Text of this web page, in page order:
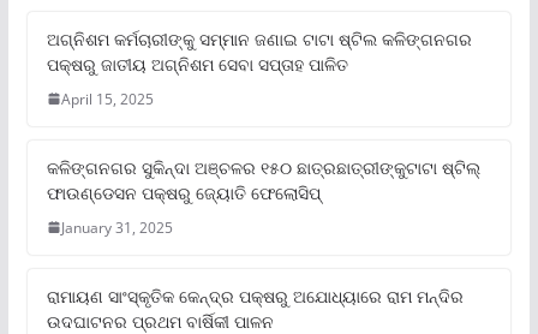
ଅଗ୍ନିଶମ କର୍ମଚାରୀଙ୍କୁ ସମ୍ମାନ ଜଣାଇ ଟାଟା ଷ୍ଟିଲ କଳିଙ୍ଗନଗର
ପକ୍ଷରୁ ଜାତୀୟ ଅଗ୍ନିଶମ ସେବା ସପ୍ତାହ ପାଳିତ
April 15, 2025
କଳିଙ୍ଗନଗର ସୁକିନ୍ଦା ଅଞ୍ଚଳର ୧୫୦ ଛାତ୍ରଛାତ୍ରୀଙ୍କୁଟାଟା ଷ୍ଟିଲ୍
ଫାଉଣ୍ଡେସନ ପକ୍ଷରୁ ଜ୍ୟୋତି ଫେଲୋସିପ୍‌
January 31, 2025
ରାମାୟଣ ସାଂସ୍କୃତିକ କେନ୍ଦ୍ର ପକ୍ଷରୁ ଅଯୋଧ୍ୟାରେ ରାମ ମନ୍ଦିର
ଉଦଘାଟନର ପ୍ରଥମ ବାର୍ଷିକୀ ପାଳନ